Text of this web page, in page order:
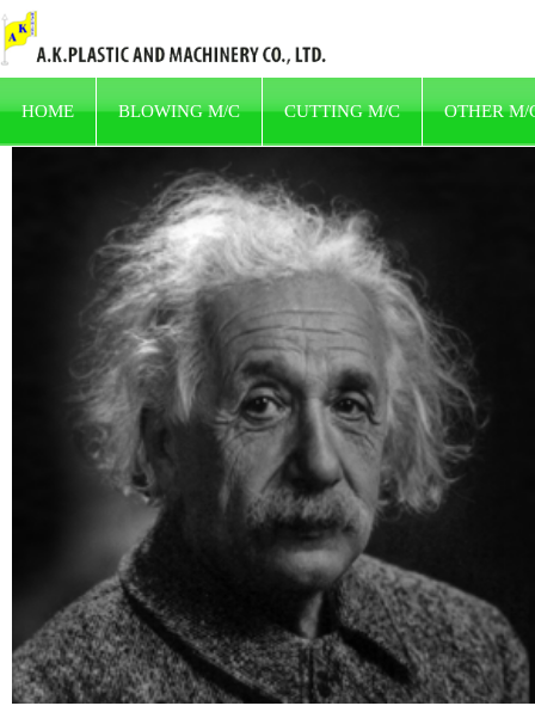
HOME BLOWING M/C CUTTING M/C OTHER M/